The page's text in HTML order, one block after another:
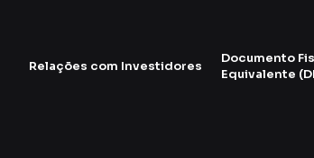
Relações com Investidores
Documento
Equivalente